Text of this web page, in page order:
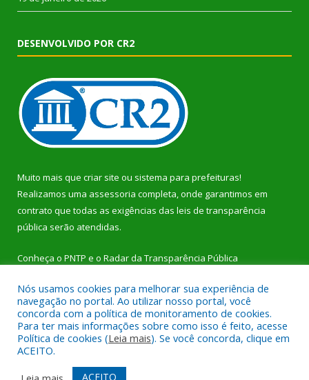
DESENVOLVIDO POR CR2
Muito mais que criar site ou sistema para prefeituras!
Realizamos uma assessoria completa, onde garantimos em
contrato que todas as exigências das leis de transparência
pública serão atendidas.
Conheça o PNTP e o Radar da Transparência Pública
Todos os direitos reservados a Prefeitura Municipal de Dom
Eliseu.
Mapa do Site Acessar Área Administrativa
Nós usamos cookies para melhorar sua experiência de
navegação no portal. Ao utilizar nosso portal, você
concorda com a política de monitoramento de cookies.
Para ter mais informações sobre como isso é feito, acesse
Política de cookies (Leia mais). Se você concorda, clique em
ACEITO.
ACEITO